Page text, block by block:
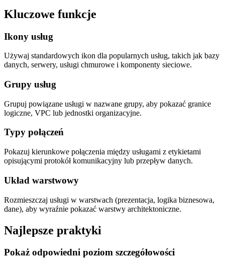
Kluczowe funkcje
Ikony usług
Używaj standardowych ikon dla popularnych usług, takich jak bazy
danych, serwery, usługi chmurowe i komponenty sieciowe.
Grupy usług
Grupuj powiązane usługi w nazwane grupy, aby pokazać granice
logiczne, VPC lub jednostki organizacyjne.
Typy połączeń
Pokazuj kierunkowe połączenia między usługami z etykietami
opisującymi protokół komunikacyjny lub przepływ danych.
Układ warstwowy
Rozmieszczaj usługi w warstwach (prezentacja, logika biznesowa,
dane), aby wyraźnie pokazać warstwy architektoniczne.
Najlepsze praktyki
Pokaż odpowiedni poziom szczegółowości